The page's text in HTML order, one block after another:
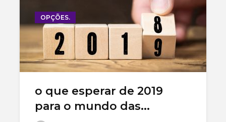
OPÇÕES.
o que esperar de 2019
para o mundo das...